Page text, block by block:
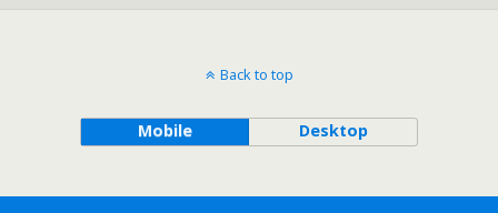
Back to top
Mobile Desktop